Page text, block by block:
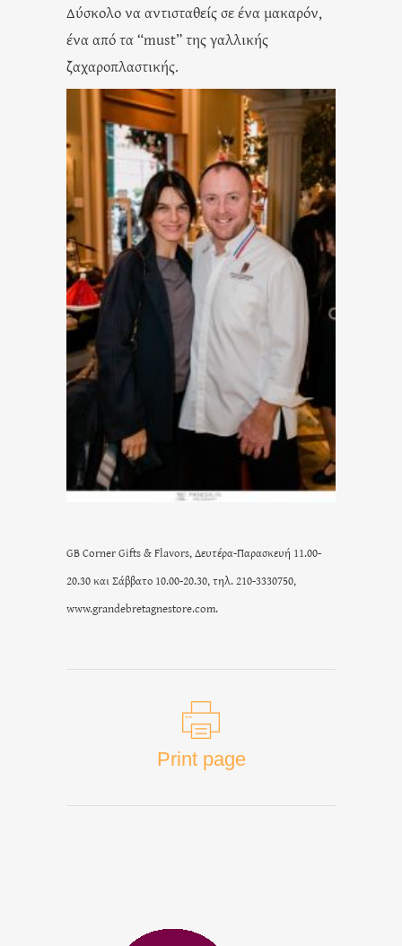
Δύσκολο να αντισταθείς σε ένα μακαρόν,
ένα από τα “must” της γαλλικής
ζαχαροπλαστικής.
GB Corner Gifts & Flavors, Δευτέρα-Παρασκευή 11.00-
20.30 και Σάββατο 10.00-20.30, τηλ. 210-3330750,
www.grandebretagnestore.com.
Print page